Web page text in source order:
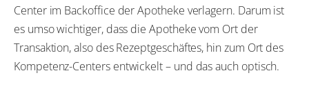
Center im Backoffice der Apotheke verlagern. Darum ist
es umso wichtiger, dass die Apotheke vom Ort der
Transaktion, also des Rezeptgeschäftes, hin zum Ort des
Kompetenz-Centers entwickelt – und das auch optisch.